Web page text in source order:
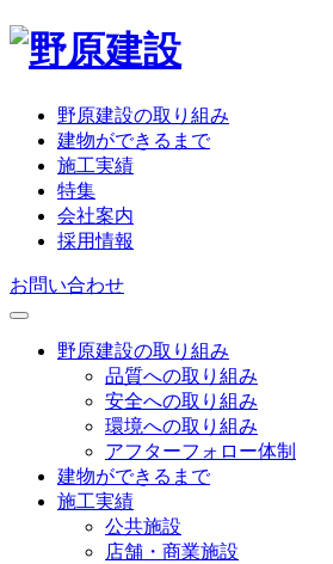
野原建設の取り組み
建物ができるまで
施工実績
特集
会社案内
採用情報
お問い合わせ
野原建設の取り組み
品質への取り組み
安全への取り組み
環境への取り組み
アフターフォロー体制
建物ができるまで
施工実績
公共施設
店舗・商業施設